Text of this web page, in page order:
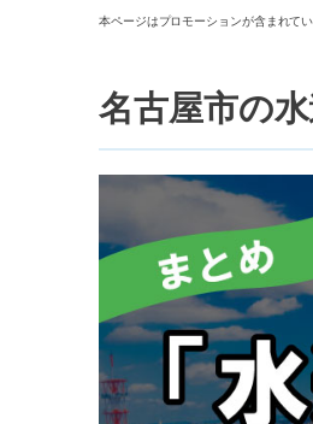
本ページはプロモーションが含まれてい
名古屋市の